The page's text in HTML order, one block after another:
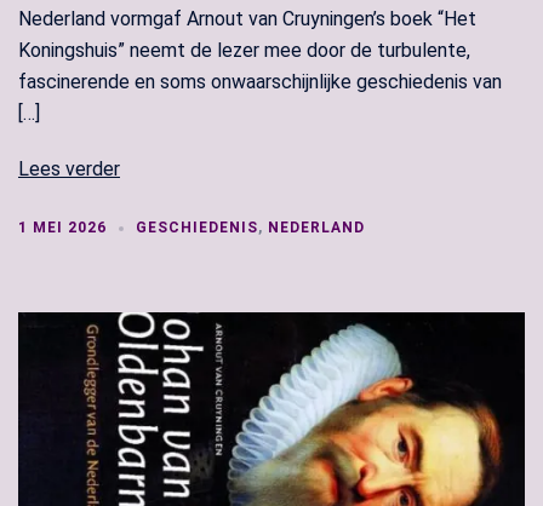
Nederland vormgaf Arnout van Cruyningen’s boek “Het
Koningshuis” neemt de lezer mee door de turbulente,
fascinerende en soms onwaarschijnlijke geschiedenis van
[…]
Lees verder
1 MEI 2026 GESCHIEDENIS, NEDERLAND